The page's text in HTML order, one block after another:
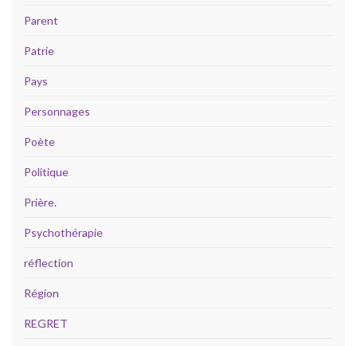
Parent
Patrie
Pays
Personnages
Poète
Politique
Prière.
Psychothérapie
réflection
Région
REGRET